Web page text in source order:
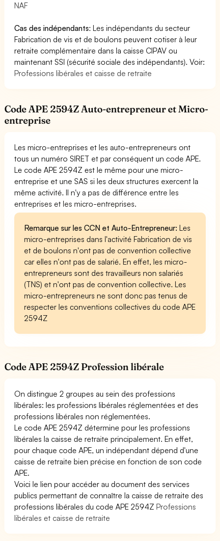
NAF
Cas des indépendants: Les indépendants du secteur
Fabrication de vis et de boulons peuvent cotiser à leur
retraite complémentaire dans la caisse CIPAV ou
maintenant SSI (sécurité sociale des indépendants). Voir:
Professions libérales et caisse de retraite
Code APE 2594Z Auto-entrepreneur et Micro-
entreprise
Les micro-entreprises et les auto-entrepreneurs ont
tous un numéro SIRET et par conséquent un code APE.
Le code APE 2594Z est le même pour une micro-
entreprise et une SAS si les deux structures exercent la
même activité. Il n'y a pas de différence entre les
entreprises et les micro-entreprises.
Remarque sur les CCN et Auto-Entrepreneur: Les
micro-entreprises dans l'activité Fabrication de vis
et de boulons n'ont pas de convention collective
car elles n'ont pas de salarié. En effet, les micro-
entrepreneurs sont des travailleurs non salariés
(TNS) et n'ont pas de convention collective. Les
micro-entrepreneurs ne sont donc pas tenus de
respecter les conventions collectives du code APE
2594Z
Code APE 2594Z Profession libérale
On distingue 2 groupes au sein des professions
libérales: les professions libérales réglementées et des
professions libérales non réglementées.
Le code APE 2594Z détermine pour les professions
libérales la caisse de retraite principalement. En effet,
pour chaque code APE, un indépendant dépend d'une
caisse de retraite bien précise en fonction de son code
APE.
Voici le lien pour accéder au document des services
publics permettant de connaître la caisse de retraite des
professions libérales du code APE 2594ZProfessions
libérales et caisse de retraite